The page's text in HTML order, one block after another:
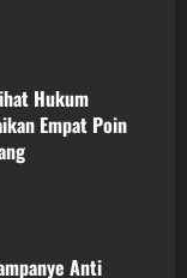
Hukum
Empat Poin
Anti